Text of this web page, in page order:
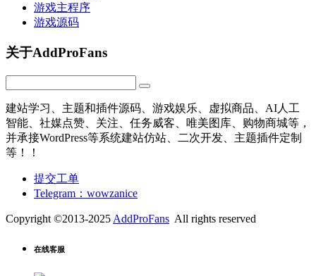
游戏主程序
游戏源码
关于AddProFans
建站学习、主题和插件源码、游戏娱乐、虚拟商品、AI人工
智能、社媒点赞、关注、任务威客、唯美图库、购物商城等，
并承接WordPress等系统建站仿站、二次开发、主题插件定制
等！！
提交工单
Telegram：wowzanice
Copyright ©2013-2025 AddProFans All rights reserved
在线客服